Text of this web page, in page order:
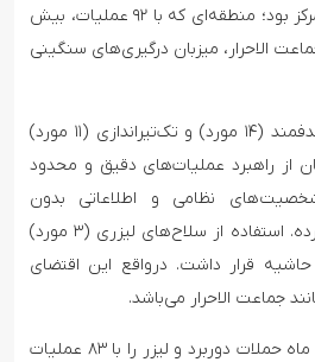
تحریک طالبان پاکستان متمرکز بود؛ منطقه‌ای که با ۹۲ عملیات، بیش
الاحرار، میزبان درگیری‌های سنگینی
جماعت الاحرار بر حملات هدفمند (۱۴ مورد) و تک‌تیراندازی (۱۱ مورد)
از راهبرد عملیات‌های دقیق و محدود
نظامی و اطلاعاتی بدون
درگیرشدن در نبردهای گسترده. استفاده از سلاح‌های لیزری (۳ مورد)
نیز در حاشیه قرار داشت. درواقع این اقتضای
جماعت الاحرار می‌باشد.
اما بدنه اصلی TTP، در این ماه حملات دوربرد و لیزر را با ۸۳ عملیات